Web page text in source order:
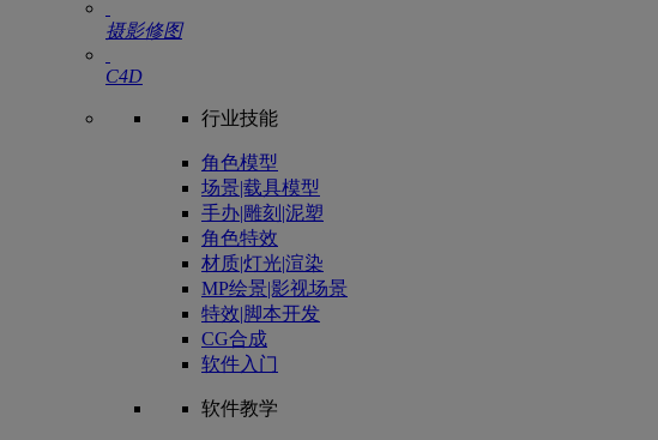
摄影修图
C4D
行业技能
角色模型
场景|载具模型
手办|雕刻|泥塑
角色特效
材质|灯光|渲染
MP绘景|影视场景
特效|脚本开发
CG合成
软件入门
软件教学